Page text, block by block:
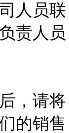
人员联
责人员
，请将
的销售